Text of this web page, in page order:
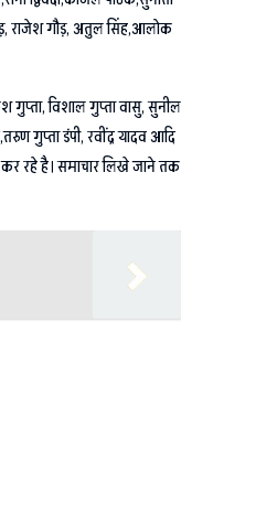
राजेश गौड़, अतुल सिंह,आलोक
गुप्ता, विशाल गुप्ता वासु, सुनील
गुप्ता डंपी, रवींद्र यादव आदि
कर रहे है। समाचार लिखे जाने तक